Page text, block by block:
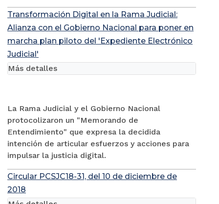
Transformación Digital en la Rama Judicial:
Alianza con el Gobierno Nacional para poner en
marcha plan piloto del 'Expediente Electrónico
Judicial'
La Rama Judicial y el Gobierno Nacional
protocolizaron un "Memorando de
Entendimiento" que expresa la decidida
intención de articular esfuerzos y acciones para
impulsar la justicia digital.
Más detalles
Circular PCSJC18-31, del 10 de diciembre de
2018